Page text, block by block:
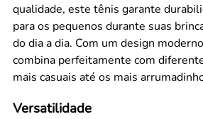
qualidade, este tênis garante
para os pequenos durante suas
do dia a dia. Com um design
combina perfeitamente com
mais casuais até os mais
Versatilidade